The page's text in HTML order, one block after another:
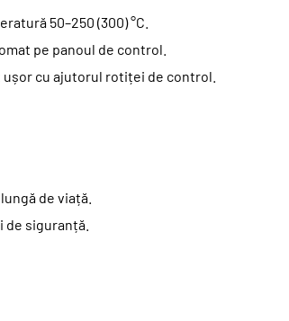
50–250 (300) °C.
pe panoul de control.
cu ajutorul rotiței de control.
de viață.
siguranță.